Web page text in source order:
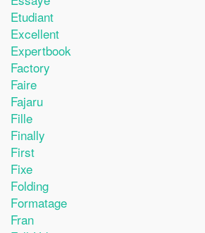
Etudiant
Excellent
Expertbook
Factory
Faire
Fajaru
Fille
Finally
First
Fixe
Folding
Formatage
Fran